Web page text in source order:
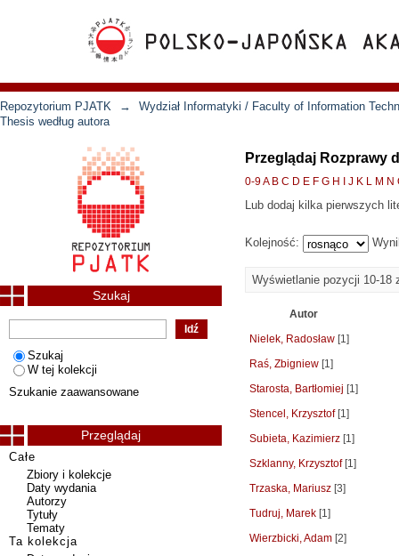
Repozytorium PJATK →
Wydział Informatyki / Faculty of Information
Thesis według autora
Przeglądaj Rozprawy
0-9A B C D E F G H J K L M N
Lub dodaj kilka pierwszych
Kolejność:
Wyświetlanie pozycji 10-18
Autor
Nielek, Radosław [1]
Raś, Zbigniew [1]
Starosta, Bartłomiej [1]
Stencel, Krzysztof[1]
Subieta, Kazimierz [1]
Szklanny, Krzysztof[1]
Trzaska, Mariusz [3]
Tudruj, Marek [1]
Wierzbicki, Adam [2]
Szukaj
Szukaj
W tej kolekcji
Szukanie zaawansowane
Przeglądaj
Całe
Zbiory i kolekcje
Daty wydania
Autorzy
Tytuły
Tematy
Ta kolekcja